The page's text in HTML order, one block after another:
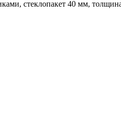
стеклопакет 40 мм,